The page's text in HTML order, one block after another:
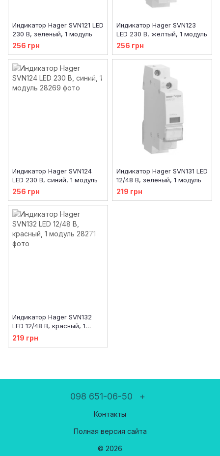
Индикатор Hager SVN121 LED
230 В, зеленый, 1 модуль
256 грн
Индикатор Hager SVN123
LED 230 В, желтый, 1 модуль
256 грн
Индикатор Hager SVN124
LED 230 В, синий, 1 модуль
256 грн
Индикатор Hager SVN131 LED
12/48 В, зеленый, 1 модуль
219 грн
Индикатор Hager SVN132
LED 12/48 В, красный, 1
модуль
219 грн
098 651-06-50 +
Контакты
Полная версия сайта
© 2026